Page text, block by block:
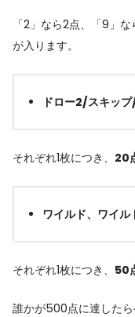
「2」なら2点、「9」
が入ります。
ドロー2/スキッ
それぞれ1枚につき、 20
ワイルド、ワイル
それぞれ1枚につき、 50
誰かが500点に達した